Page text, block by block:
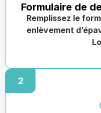
Formulaire de
Remplissez le
enlèvement
2